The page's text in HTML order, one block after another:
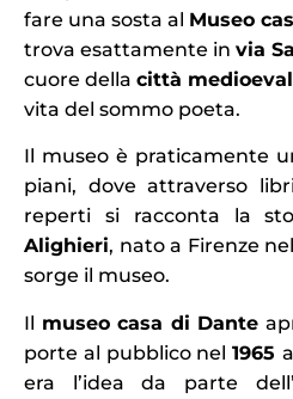
fare una sosta al Museo
trova esattamente in via
cuore della città
vita del sommo poeta.
Il museo è praticamente
piani, dove attraverso
reperti si racconta la
Alighieri, nato a Firenze
sorge il museo.
Il museo casa di Dante
porte al pubblico nel1965
era l’idea da parte